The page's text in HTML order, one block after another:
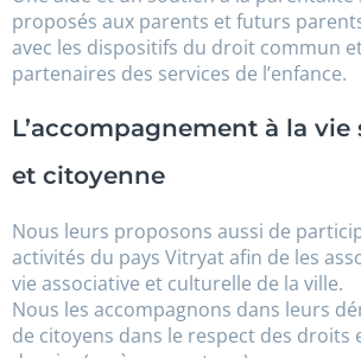
proposés aux parents et futurs
avec les dispositifs du droit commun
partenaires des services de l’enfance.
L’accompagnement à la vie
et citoyenne
Nous leurs proposons aussi de
activités du pays Vitryat afin de les
vie associative et culturelle de la ville.
Nous les accompagnons dans leurs
de citoyens dans le respect des droits